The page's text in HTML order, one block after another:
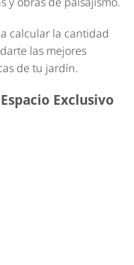
calcular la cantidad
las mejores
de tu jardín.
Exclusivo